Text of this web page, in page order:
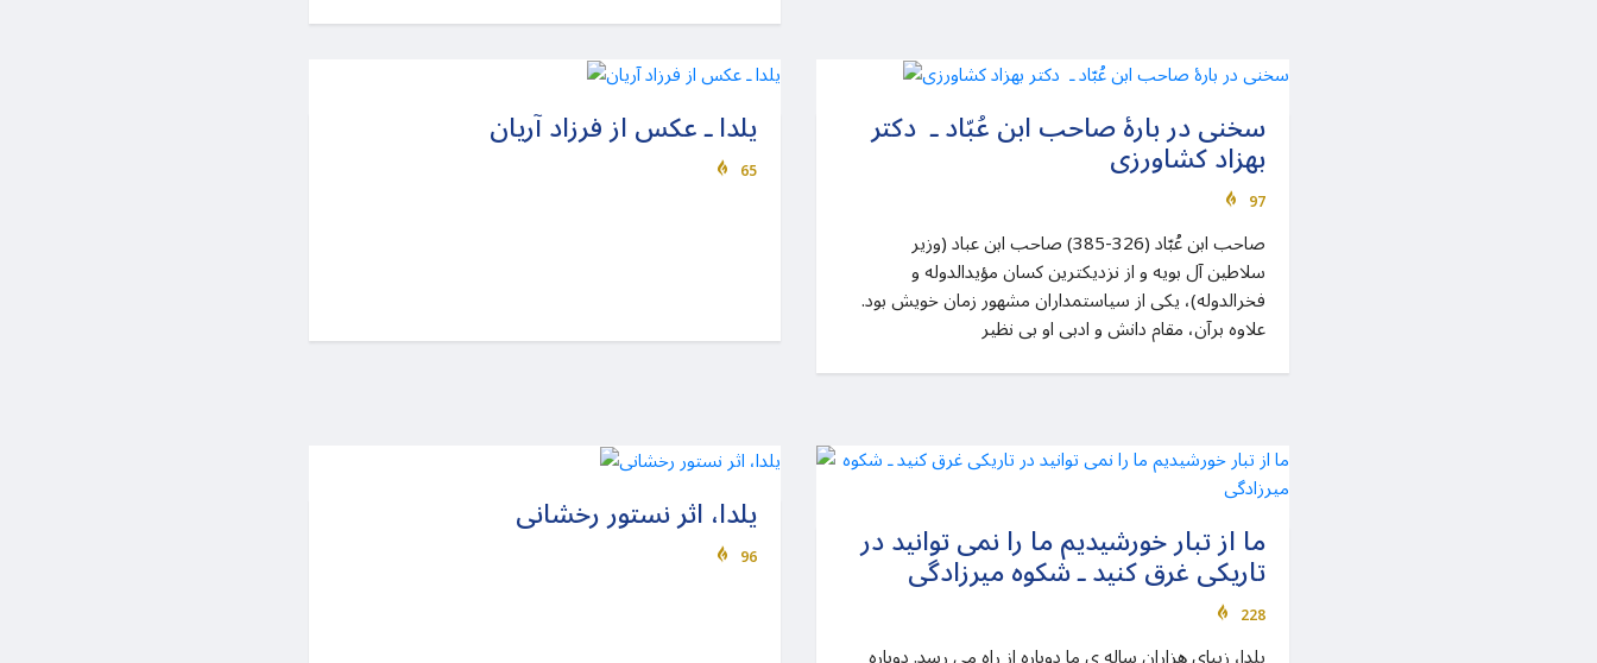
یلدا ـ عکس از فرزاد آریان
65
سخنی در بارۀ صاحب ابن عُبّاد ـ دکتر
بهزاد کشاورزی
97
سلاطین آل بویه و از نزدیکترین کسان مؤیدالدوله و
فخرالدوله)، یکی از سیاستمداران مشهور زمان خویش بود.
علاوه برآن، مقام دانش و ادبی او بی نظیر
یلدا، اثر نستور رخشانی
96 ما از تبار خورشیدیم ما را نمی توانید در
تاریکی غرق کنید ـ شکوه میرزادگی
228